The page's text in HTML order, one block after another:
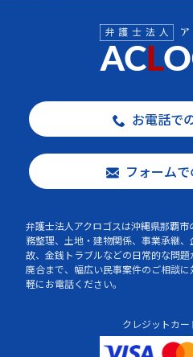
お電話で
フォーム
弁護士法人アクロゴスは沖縄県那覇
務整理、土地・建物関係、事業承継
故、金銭トラブルなどの日常的な問
廃合まで、幅広い民事案件のご相談
軽にお電話ください。
クレジットカ